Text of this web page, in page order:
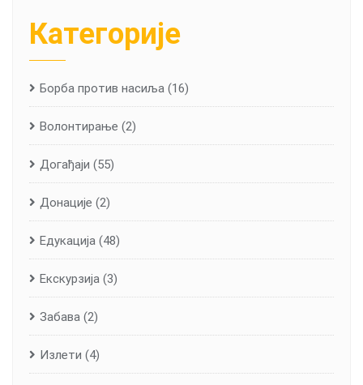
Категорије
Борба против насиља (16)
Волонтирање (2)
Догађаји (55)
Донације (2)
Едукација (48)
Екскурзија (3)
Забава (2)
Излети (4)